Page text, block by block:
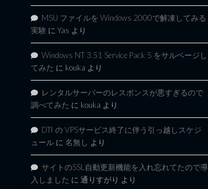
MSU ファイルを Windows 2000で解凍してみる
実験 に Yas より
Windows NT 3.51 Service Pack 5 をサルベージし
てみた に kouka より
レンタルサーバーのレスポンスが悪すぎるので
調べてみた に kouka より
DTI の VPSサービス終了に伴う引っ越しスケジ
ュール に 名無し より
サイトのSSL自動更新機能を入れ忘れてたので導
入しました に 通りすがり より